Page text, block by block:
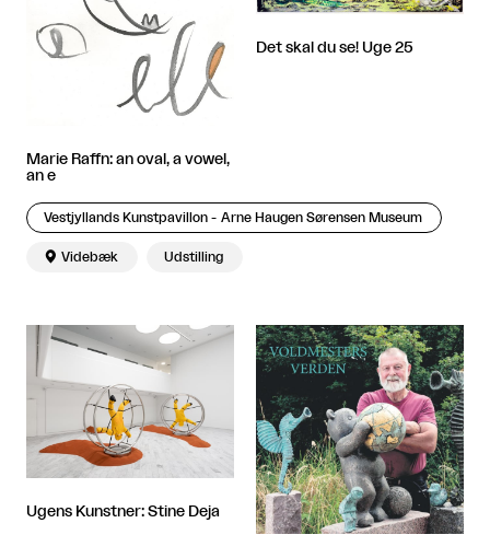
Marie Raffn: an oval, a vowel,
an e
Vestjyllands Kunstpavillon - Arne Haugen Sørensen Museum
 Videbæk Udstilling
Det skal du se! Uge 25
Ugens Kunstner: Stine Deja